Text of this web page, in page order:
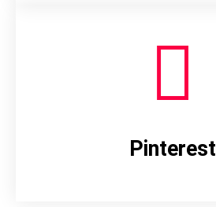
Pinterest